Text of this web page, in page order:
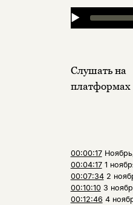
▶
Слушать на
платформах
00:00:17
00:04:17 1
00:07:34 2
00:10:10 3
00:12:46 4